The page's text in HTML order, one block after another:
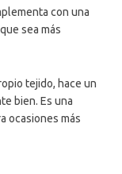
con una
sea más
tejido, hace un
bien. Es una
ocasiones más